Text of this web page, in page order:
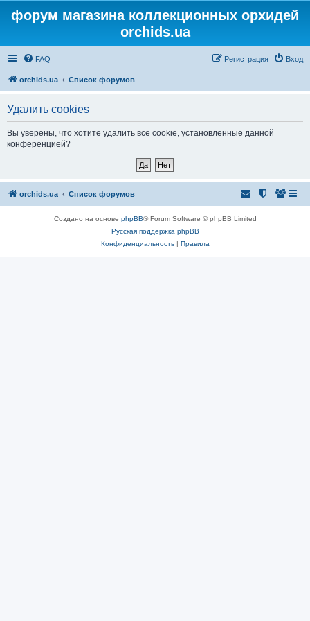
форум магазина коллекционных орхидей
orchids.ua
FAQ Вход
Регистрация
orchids.ua Список форумов
Удалить cookies
Вы уверены, что хотите удалить все cookie, установленные данной
конференцией?
orchids.ua Список форумов
Создано на основе phpBB® Forum Software © phpBB Limited
Русская поддержка phpBB
Конфиденциальность| Правила